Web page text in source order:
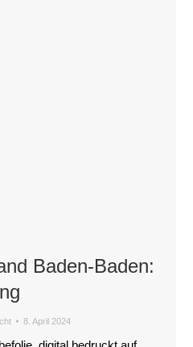
Baden-Baden:
8. April 2024